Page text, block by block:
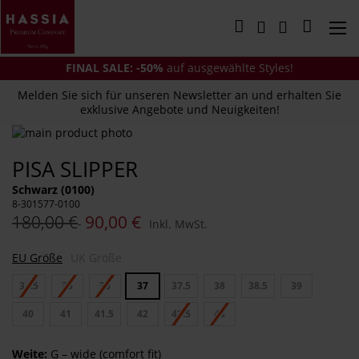
zum
Inhalt
Mein
FINAL SALE: -50% auf ausgewählte Styles!
Melden Sie sich für unseren Newsletter an und erhalten Sie
exklusive Angebote und Neuigkeiten!
PISA SLIPPER
Schwarz (0100)
8-301577-0100
180,00 € 90,00 € Inkl. MwSt.
EU Größe
34.5 35 36 37 37.5 38 38.5 39
40 41 41.5 42 42.5 43
Weite: G – wide (comfort fit)
Zum
der
Bildergalerie
springen
Anfang
der
Bildergalerie
springen